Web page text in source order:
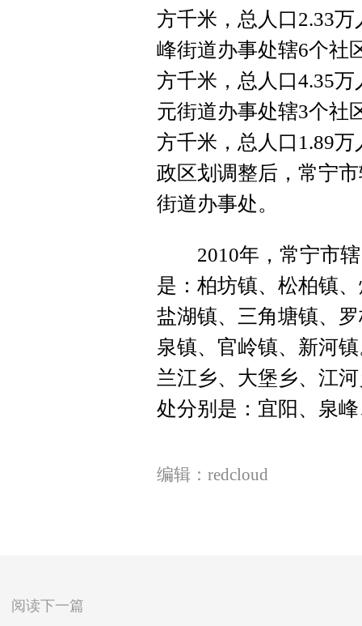
方千米，总人口2.33
峰街道办事处辖6个社
方千米，总人口4.35
元街道办事处辖3个社
方千米，总人口1.89
政区划调整后，常宁
街道办事处。
2010年，常宁市辖
是：柏坊镇、松柏镇
盐湖镇、三角塘镇、
泉镇、官岭镇、新河
兰江乡、大堡乡、江
处分别是：宜阳、泉
编辑：redcloud
阅读下一篇